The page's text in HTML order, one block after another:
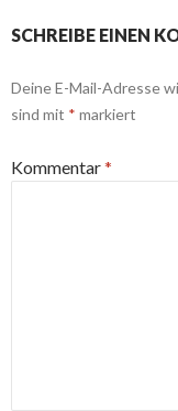
SCHREIBE EINEN
Deine E-Mail-Adresse
sind mit * markiert
Kommentar*